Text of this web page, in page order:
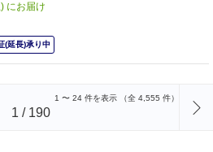
にお届け
(延長)承り中
1 〜 24 件を表示 （全 4,555 件）
1 / 190